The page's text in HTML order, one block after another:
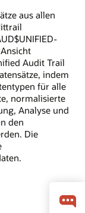
aus allen
Audit Trail
indem
für alle
normalisierte
Analyse und
den
Die